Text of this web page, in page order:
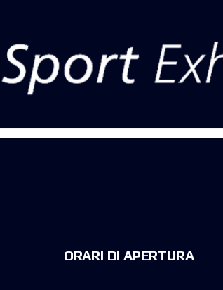
ORARI DI APERTURA